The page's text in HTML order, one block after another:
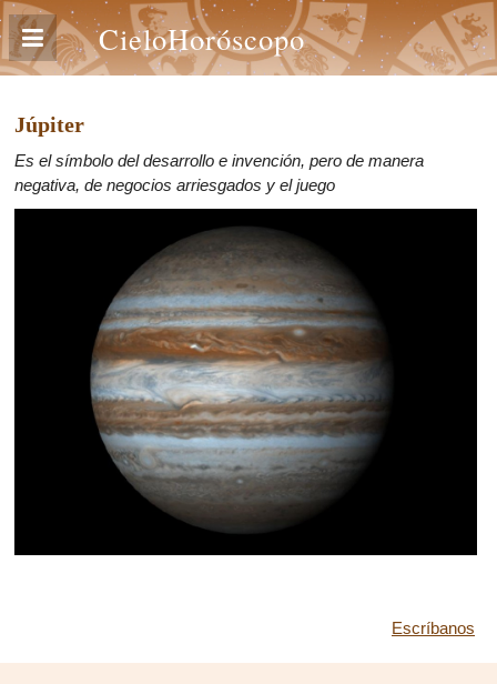
CieloHoróscopo
Júpiter
Es el símbolo del desarrollo e invención, pero de manera
negativa, de negocios arriesgados y el juego
Escríbanos